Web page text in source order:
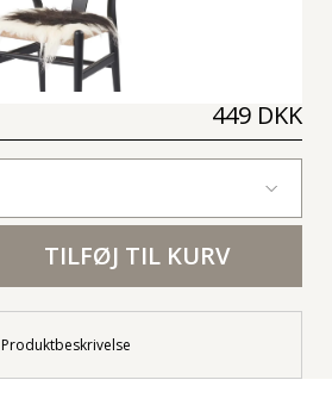
449 DKK
TILFØJ TIL KURV
Produktbeskrivelse